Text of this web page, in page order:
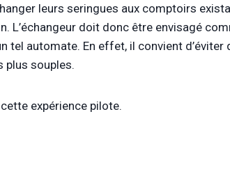
leurs seringues aux comptoirs
doit donc être envisagé
automate. En effet, il convient
plus souples.
expérience pilote.